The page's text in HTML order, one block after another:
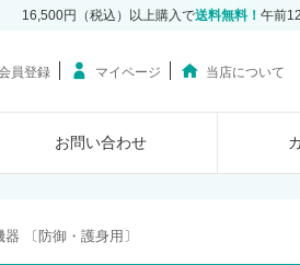
16,500円（税込）以上購入で送料無料！ 午前
員登録 マイページ 当店について
お問い合わせ
〔防御・護身用〕